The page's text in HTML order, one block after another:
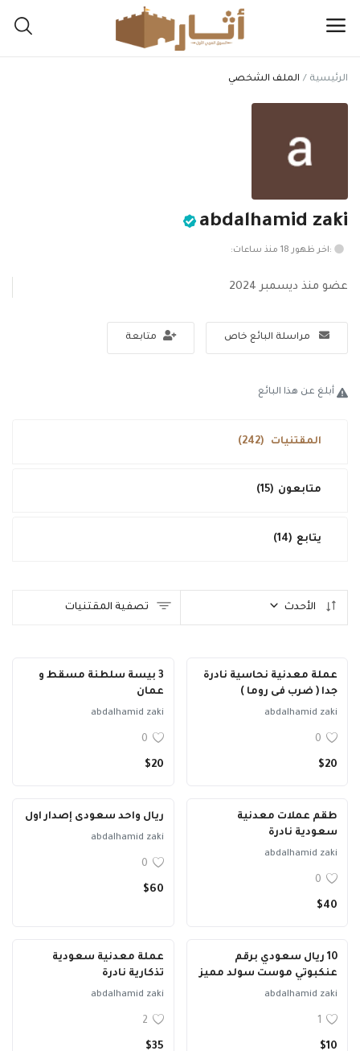
التصنيفات
المدونة
الدخول
الرئيسية الملف الشخصي
abdalhamid zaki
:اخر ظهور 18 منذ ساعات:
عضو منذ ديسمبر 2024
مراسلة البائع خاص متابعة
أبلغ عن هذا البائع
المقتنيات (242)
متابعون (15)
يتابع (14)
تصفية المقتنيات
عملة معدنية نحاسية نادرة
جدا ( ضرب فى روما )
abdalhamid zaki
$20
3 بيسة سلطنة مسقط و
عمان
abdalhamid zaki
$20
طقم عملات معدنية
سعودية نادرة
abdalhamid zaki
$40
ريال واحد سعودى إصدار اول
abdalhamid zaki
$60
10 ريال سعودي برقم
عنكبوتي موست سولد مميز
abdalhamid zaki
$10
عملة معدنية سعودية
تذكارية نادرة
abdalhamid zaki
$35